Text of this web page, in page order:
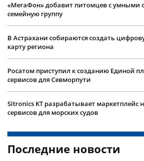
«МегаФон» добавит питомцев с умными
семейную группу
В Астрахани собираются создать
карту региона
Росатом приступил к созданию Единой
сервисов для Севморпути
Sitronics KT разрабатывает маркетплейс
сервисов для морских судов
Последние новости